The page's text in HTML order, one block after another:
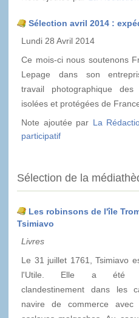
Sélection avril 2014 :
Lundi 28 Avril 2014
Ce mois-ci nous soutenons
Lepage dans son
travail photographique des
isolées et protégées de
Note ajoutée par La
participatif
Sélection de la
Les robinsons de l'île
Tsimiavo
Livres
Le 31 juillet 1761, Tsimiavo
l'Utile. Elle a été
clandestinement dans les
navire de commerce avec